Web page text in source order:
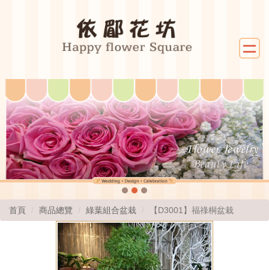
首頁 商品總覽 綠葉組合盆栽 【D3001】福祿桐盆栽